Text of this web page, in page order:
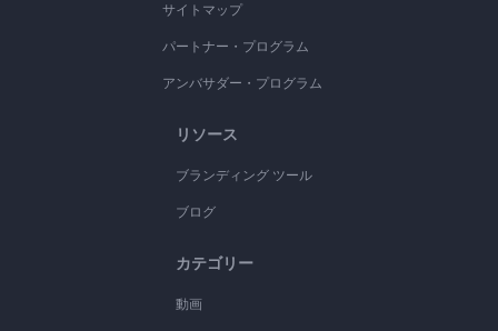
サイトマップ
パートナー・プログラム
アンバサダー・プログラム
リソース
ブランディング ツール
ブログ
カテゴリー
動画